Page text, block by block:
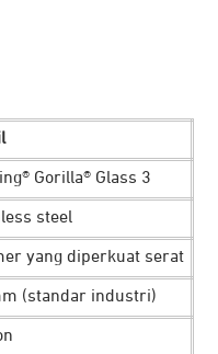
41mm. Layarnya
yang cerah. Selain
yang mulus saat
tetap terhubung
Gorilla® Glass 3
steel
yang diperkuat serat
(standar industri)